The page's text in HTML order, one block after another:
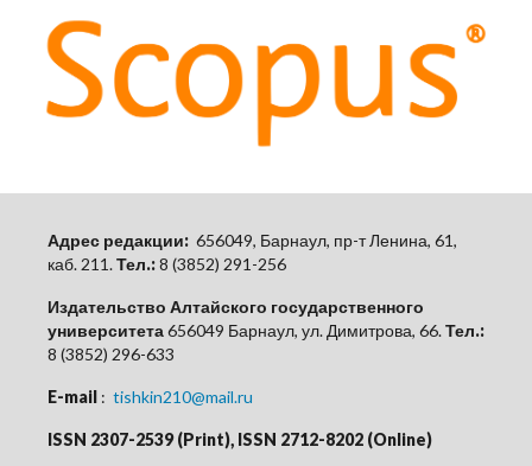
Адрес редакции: 656049, Барнаул, пр-т Ленина, 61,
каб. 211.Тел.:8 (3852) 291-256
Издательство Алтайского государственного
университета656049 Барнаул, ул. Димитрова, 66.Тел.:
8 (3852) 296-633
E-mail : tishkin210@mail.ru
ISSN 2307-2539 (Print), ISSN 2712-8202 (Online)